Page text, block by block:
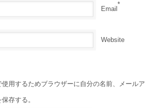
Email
*
Website
用するためブラウザーに自分の名前、メールア
存する。